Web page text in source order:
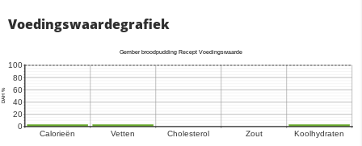
Voedingswaardegrafiek